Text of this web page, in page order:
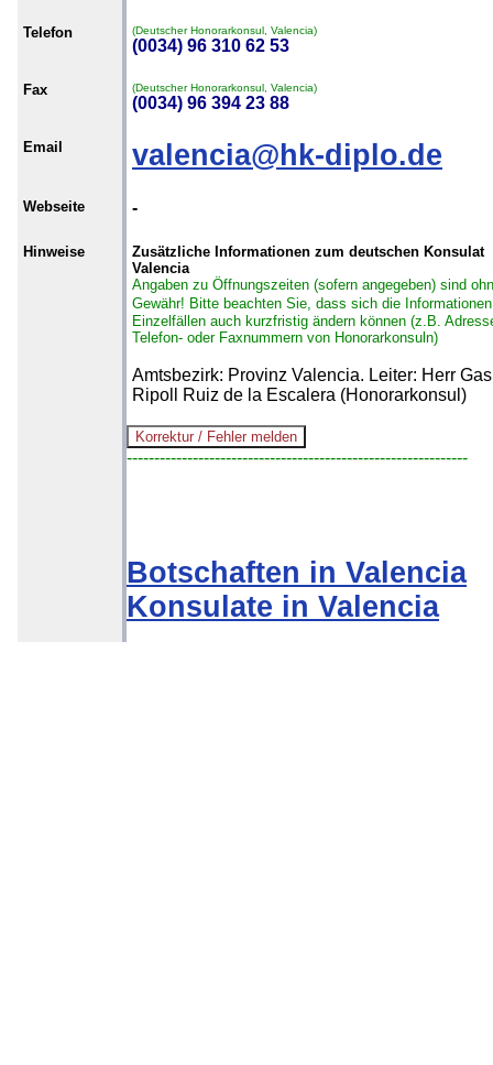
Telefon (Deutscher Honorarkonsul, Valencia)
(0034) 96 310 62 53
Fax (Deutscher Honorarkonsul, Valencia)
(0034) 96 394 23 88
Email valencia@hk-diplo.de
Webseite -
Hinweise
Zusätzliche Informationen zum deutschen Konsulat
Valencia
Angaben zu Öffnungszeiten (sofern angegeben) sind
Gewähr! Bitte beachten Sie, dass sich die
Einzelfällen auch kurzfristig ändern können (z.B.
Telefon- oder Faxnummern von Honorarkonsuln)
Amtsbezirk: Provinz Valencia. Leiter: Herr
Ripoll Ruiz de la Escalera (Honorarkonsul)
--------------------------------------------------------------
Botschaften in Valencia
Konsulate in Valencia